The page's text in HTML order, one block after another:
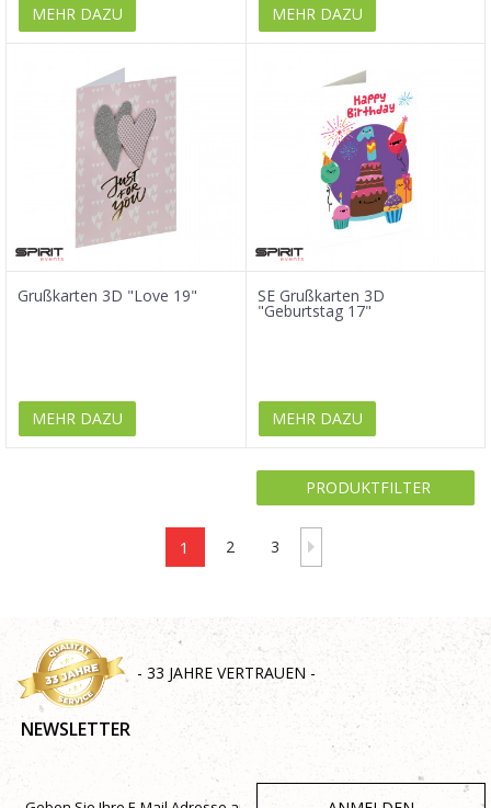
MEHR DAZU MEHR DAZU
Grußkarten 3D "Love 19"
MEHR DAZU
SE Grußkarten 3D
"Geburtstag 17"
MEHR DAZU
PRODUKTFILTER
1 2 3
- 33 JAHRE VERTRAUEN -
NEWSLETTER